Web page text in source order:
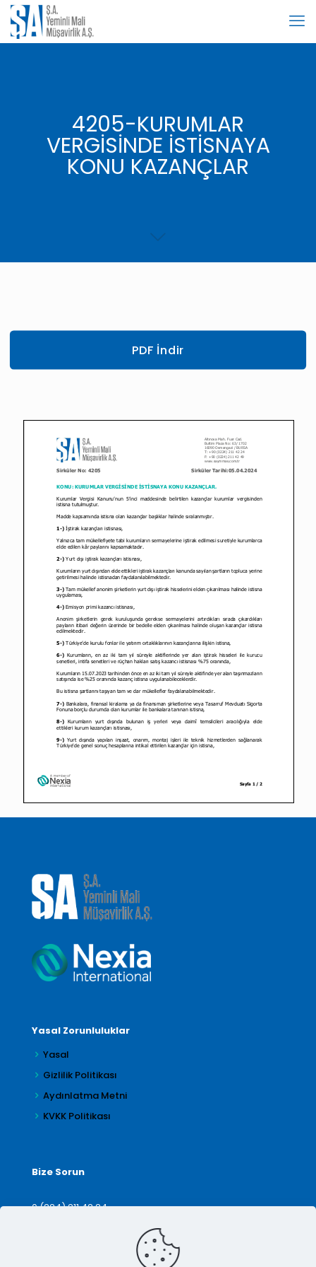
4205-KURUMLAR
VERGİSİNDE İSTİSNAYA
KONU KAZANÇLAR
PDF İndir
Yasal Zorunluluklar
Yasal
Gizlilik Politikası
Aydınlatma Metni
KVKK Politikası
Bize Sorun
0 (224) 211 42 24